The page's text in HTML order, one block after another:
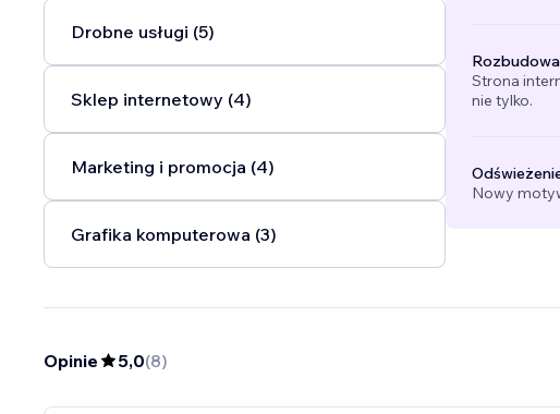
Drobne usługi (5)
Sklep internetowy (4)
Marketing i promocja (4)
Grafika komputerowa (3)
Strona
nie tylko.
Nowy
Opinie 5,0(8)